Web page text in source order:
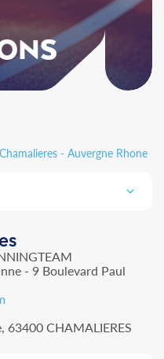
- Auvergne Rhone
- 9 Boulevard Paul
63400 CHAMALIERES